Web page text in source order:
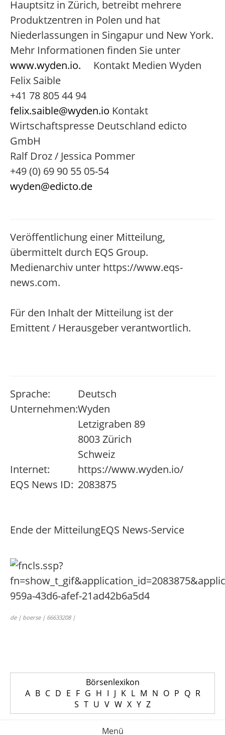
Hauptsitz in Zürich, betreibt mehrere
Produktzentren in Polen und hat
Niederlassungen in Singapur und New York.
Mehr Informationen finden Sie unter
www.wyden.io. Kontakt Medien Wyden
Felix Saible
+41 78 805 44 94
felix.saible@wyden.io Kontakt
Wirtschaftspresse Deutschland edicto
GmbH
Ralf Droz / Jessica Pommer
+49 (0) 69 90 55 05-54
wyden@edicto.de
Veröffentlichung einer Mitteilung,
übermittelt durch EQS Group.
Medienarchiv unter https://www.eqs-
news.com.
Für den Inhalt der Mitteilung ist der
Emittent / Herausgeber verantwortlich.
Sprache:
Deutsch
Unternehmen:Wyden
Letzigraben 89
8003 Zürich
Schweiz
Internet:
https://www.wyden.io/
EQS News ID: 2083875
Ende der MitteilungEQS News-Service
de | boerse | 66633208 |
Börsenlexikon
A B C D E F G H I J K L M N O P Q R
S T U V W X Y Z
Menü